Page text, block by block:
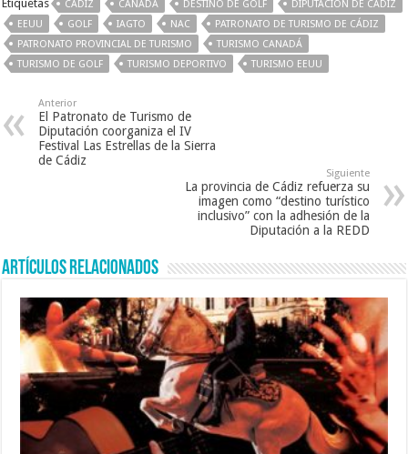
b
o
o
k
er l
sA
p
p
Etiquetas CÁDIZ CANADÁ DESTINO DE GOLF
DIPUTACIÓN DE CÁDIZ
EEUU
GOLF IAGTO NAC
PATRONATO DE TURISMO DE CÁDIZ
PATRONATO PROVINCIAL DE TURISMO
TURISMO CANADÁ
TURISMO DE GOLF
TURISMO DEPORTIVO TURISMO EEUU
Anterior
El Patronato de Turismo de
Diputación coorganiza el IV
Festival Las Estrellas de la Sierra
de Cádiz
Siguiente
La provincia de Cádiz refuerza su
imagen como “destino turístico
inclusivo” con la adhesión de la
Diputación a la REDD
Artículos relacionados